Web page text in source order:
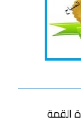
القمة